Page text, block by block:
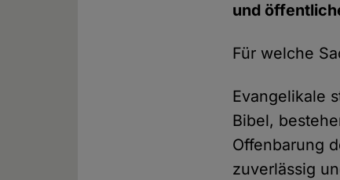
und
Für welche
Evangelikale
Bibel,
Offenbarung
zuverlässig